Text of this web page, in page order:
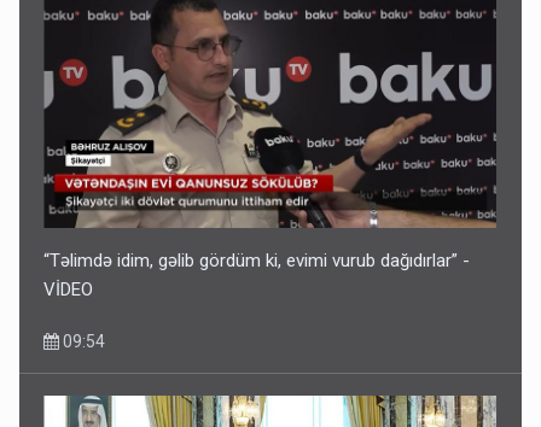
“Təlimdə idim, gəlib gördüm ki, evimi vurub dağıdırlar” -
VİDEO
09:54